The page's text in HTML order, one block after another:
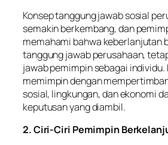
Konsep tanggung jawab sosial
semakin berkembang, dan
memahami bahwa keberlanjutan
tanggung jawab perusahaan,
jawab pemimpin sebagai individu.
memimpin dengan
sosial, lingkungan, dan ekonomi
keputusan yang diambil.
2. Ciri-Ciri Pemimpin